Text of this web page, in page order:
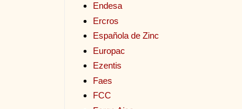
Endesa
Ercros
Española de Zinc
Europac
Ezentis
Faes
FCC